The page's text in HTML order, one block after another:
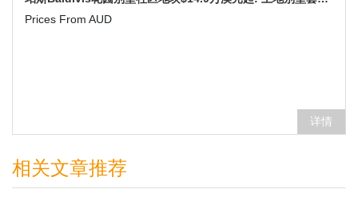
Prices From AUD
详情
相关文章推荐